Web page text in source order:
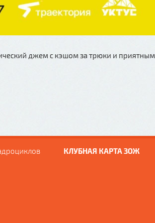
джем с кэшом за трюки и
КЛУБНАЯ КАРТА ЗОЖ